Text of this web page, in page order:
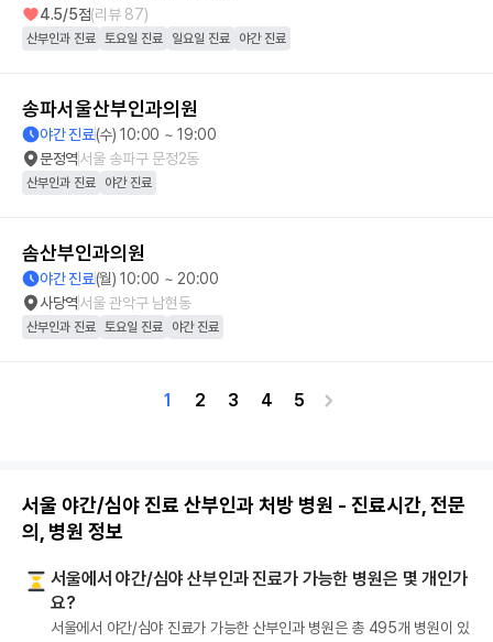
4.5/5점(리뷰 87)
산부인과 진료 토요일 진료 일요일 진료 야간 진료
송파서울산부인과의원
야간 진료(수) 10:00 ~ 19:00
문정역서울 송파구 문정2동
산부인과 진료 야간 진료
솜산부인과의원
야간 진료(월) 10:00 ~ 20:00
사당역서울 관악구 남현동
산부인과 진료 토요일 진료 야간 진료
1 2 3 4 5
서울 야간/심야 진료 산부인과 처방 병원 - 진료시간, 전문
의, 병원 정보
서울에서 야간/심야 산부인과 진료가 가능한 병원은 몇 개인가
요?
서울에서 야간/심야 진료가 가능한 산부인과 병원은 총 495개 병원이 있